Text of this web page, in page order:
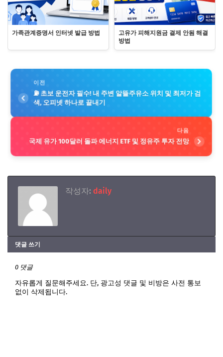
가족관계증명서 인터넷 발급 방법
고유가 피해지원금 결제 안됨 해결
방법
이전
⛽ 초보 운전자 필수! 내 주변 알뜰주유소 위치 및 최저가 검
색, 오피넷 하나로 끝내기
다음
국제 유가 100달러 돌파 에너지 ETF 및 정유주 투자 전망
작성자: daily
댓글 쓰기
0 댓글
자유롭게 질문해주세요. 단, 광고성 댓글 및 비방은 사전 통보
없이 삭제됩니다.